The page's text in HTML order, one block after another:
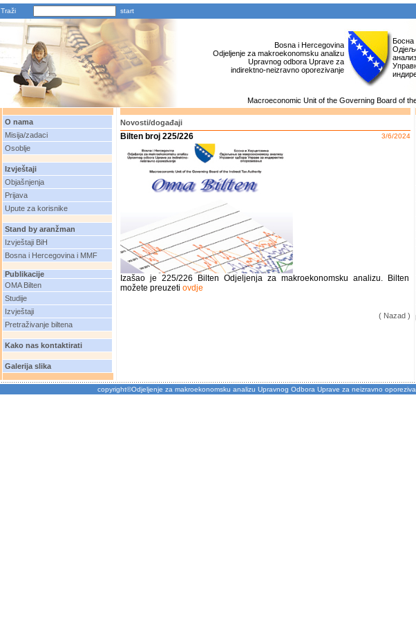
Traži
Bosna i Hercegovina
Odjeljenje za makroekonomsku analizu
Upravnog odbora Uprave za
indirektno-neizravno oporezivanje
Босна
Macroeconomic Unit of the Governing Board of
O nama
Misija/zadaci
Osoblje
Izvještaji
Objašnjenja
Prijava
Upute za korisnike
Stand by aranžman
Izvještaji BiH
Bosna i Hercegovina i MMF
Publikacije
OMA Bilten
Studije
Izvještaji
Pretraživanje biltena
Kako nas kontaktirati
Galerija slika
Novosti/događaji
Bilten broj 225/226 3/6/2024
Izašao je 225/226 Bilten Odjeljenja za makroekonomsku analizu. Bilten
možete preuzeti ovdje
( Nazad )
copyright©Odjeljenje za makroekonomsku analizu Upravnog Odbora Uprave za neizravno